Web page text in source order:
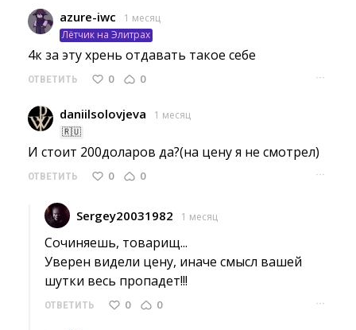
azure-iwc
1 месяц
Лётчик на Элитрах
4к за эту хрень отдавать такое себе
ОТВЕТИТЬ 0 0 ···
daniilsolovjeva
1 месяц
🇷🇺
И стоит 200доларов да?(на цену я не смотрел)
ОТВЕТИТЬ 0 0 ···
Sergey20031982 1 месяц
Сочиняешь, товарищ...
Уверен видели цену, иначе смысл вашей
шутки весь пропадет!!!
ОТВЕТИТЬ 0 0 ···